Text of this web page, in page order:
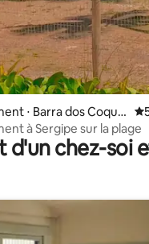
sur la base de 8
⋅ Barra dos Coquei
à Sergipe sur la plage
d'un chez-soi